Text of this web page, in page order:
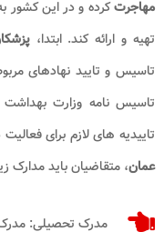
مهاجرتکرده و در این کشور
تهیه و ارائه کند. ابتدا،
تاسیس و تایید نهادهای
تاسیس نامه وزارت
تاییدیه های لازم برای
عمان، متقاضیان باید مدارک
مدرک تحصیلی: